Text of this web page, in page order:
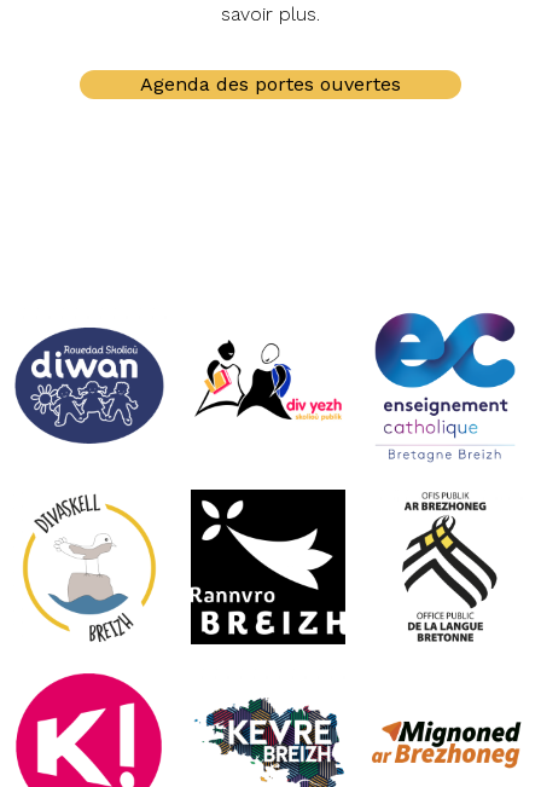
savoir plus.
Agenda des portes ouvertes